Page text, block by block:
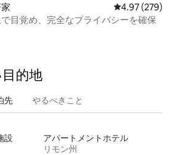
レビュー279
4.97 (279)
目覚め、完全なプライバシーを確保
的⁠地
先 やるべきこと
設
アパートメントホテル
リモン州